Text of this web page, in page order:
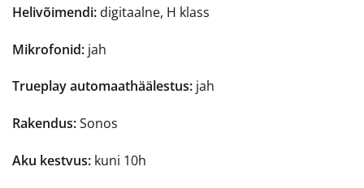
Helivõimendi: digitaalne, H klass
Mikrofonid: jah
Trueplay automaathäälestus: jah
Rakendus:Sonos
Aku kestvus: kuni 10h